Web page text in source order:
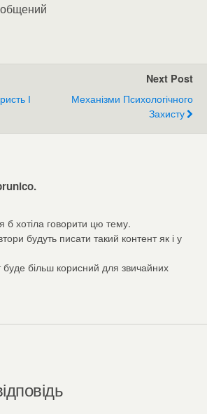
І
Next Post
Механізми Психологічного
Захисту
б хотіла говорити цю тему.
будуть писати такий контент як і у
буде більш корисний для звичайних